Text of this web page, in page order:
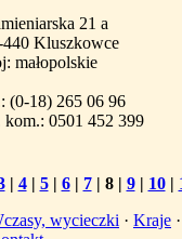
21 a
440 Kluszkowce
małopolskie
(0-18) 265 06 96
kom.: 0501 452 399
| 4| 5| 6| 7| 8| 9| 10|
wycieczki · Kraje